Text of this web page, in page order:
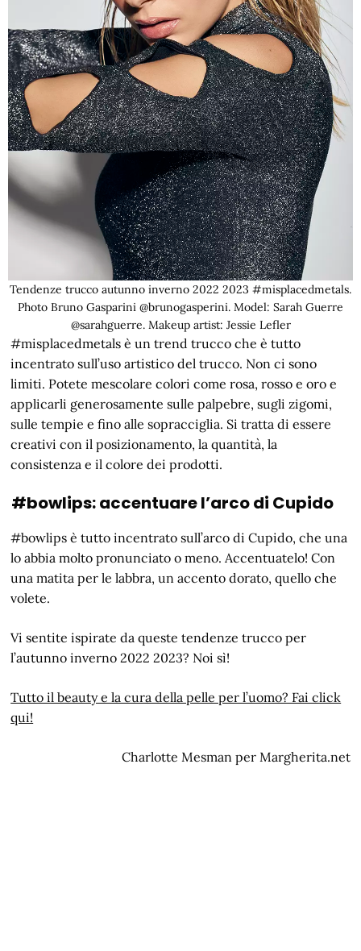
Tendenze trucco autunno inverno 2022 2023 #misplacedmetals.
Photo Bruno Gasparini @brunogasperini. Model: Sarah Guerre
@sarahguerre. Makeup artist: Jessie Lefler
#misplacedmetals è un trend trucco che è tutto
incentrato sull’uso artistico del trucco. Non ci sono
limiti. Potete mescolare colori come rosa, rosso e oro e
applicarli generosamente sulle palpebre, sugli zigomi,
sulle tempie e fino alle sopracciglia. Si tratta di essere
creativi con il posizionamento, la quantità, la
consistenza e il colore dei prodotti.
#bowlips: accentuare l’arco di Cupido
#bowlips è tutto incentrato sull’arco di Cupido, che una
lo abbia molto pronunciato o meno. Accentuatelo! Con
una matita per le labbra, un accento dorato, quello che
volete.
Vi sentite ispirate da queste tendenze trucco per
l’autunno inverno 2022 2023? Noi sì!
Tutto il beauty e la cura della pelle per l’uomo? Fai click
qui!
Charlotte Mesman per Margherita.net